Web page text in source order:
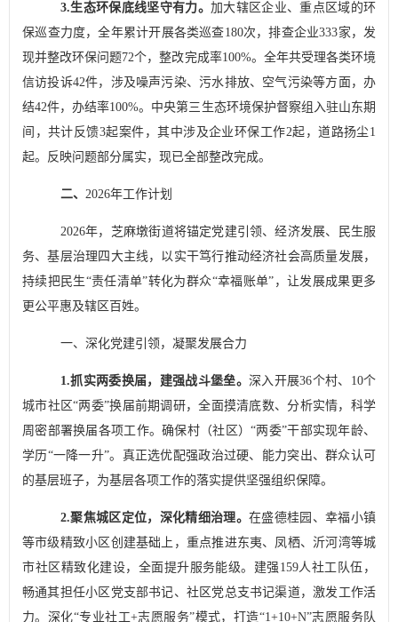
3.生态环保底线坚守有力。 加大辖区企业、重点区域的环
保巡查力度，全年累计开展各类巡查180次，排查企业333家，发
现并整改环保问题72个，整改完成率100%。全年共受理各类环境
信访投诉42件，涉及噪声污染、污水排放、空气污染等方面，办
结42件，办结率100%。中央第三生态环境保护督察组入驻山东期
间，共计反馈3起案件，其中涉及企业环保工作2起，道路扬尘 1
起。反映问题部分属实，现已全部整改完成。
二、2026年工作计划
2026年，芝麻墩街道将锚定党建引领、经济发展、民生服
务、基层治理四大主线，以实干笃行推动经济社会高质量发展，
持续把民生“责任清单”转化为群众“幸福账单” ，让发展成果更多
更公平惠及辖区百姓。
一、深化党建引领，凝聚发展合力
1.抓实两委换届，建强战斗堡垒。 深入开展36个村、 10个
城市社区“两委”换届前期调研，全面摸清底数、分析实情，科学
周密部署换届各项工作。确保村（社区）“两委”干部实现年龄、
学历“一降一升”。真正选优配强政治过硬、能力突出、群众认可
的基层班子，为基层各项工作的落实提供坚强组织保障。
2.聚焦城区定位，深化精细治理。 在盛德桂园、幸福小镇
等市级精致小区创建基础上，重点推进东夷、凤栖、沂河湾等城
市社区精致化建设，全面提升服务能级。建强 159人社工队伍，
畅通其担任小区党支部书记、社区党总支书记渠道，激发工作活
力。深化“专业社工+志愿服务”模式，打造“1+10+N”志愿服务队